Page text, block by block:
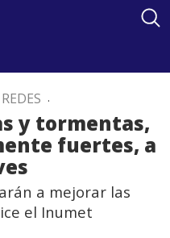
REDES .
y tormentas,
fuertes, a
a mejorar las
el Inumet